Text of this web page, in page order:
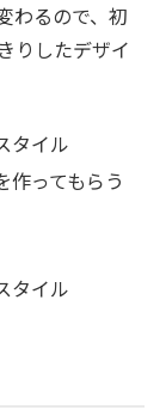
わるので、初
りしたデザイ
タイル
作ってもらう
タイル